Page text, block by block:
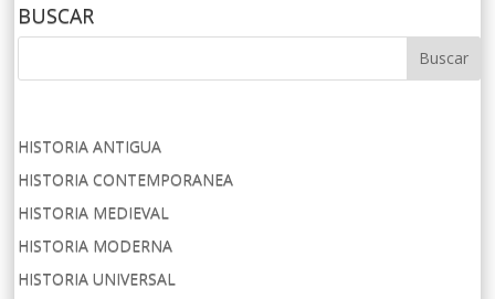
BUSCAR
HISTORIA ANTIGUA
HISTORIA CONTEMPORANEA
HISTORIA MEDIEVAL
HISTORIA MODERNA
HISTORIA UNIVERSAL